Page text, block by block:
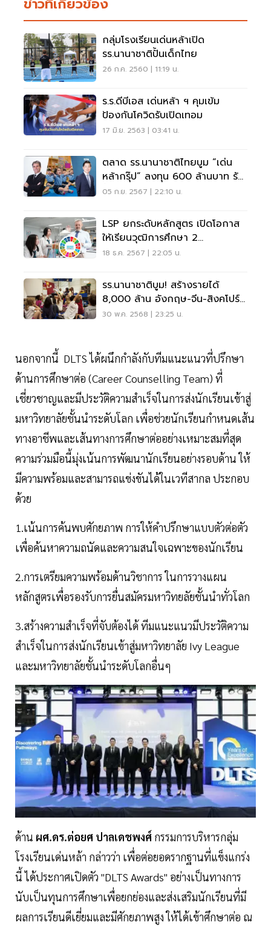
ข่าวที่เกี่ยวข้อง
กลุ่มโรงเรียนเด่นหล้าเปิด
รร.นานาชาติปั้นเด็กไทย
26 ก.ค. 2560 | 11:19 น.
ร.ร.ดีบีเอส เด่นหล้า ฯ คุมเข้ม
ป้องกันโควิดรับเปิดเทอม
17 มิ.ย. 2563 | 03:41 น.
ตลาด รร.นานาชาติไทยบูม “เด่น
หล้ากรุ๊ป” ลงทุน 600 ล้านบาท รับ
ชั้นอนุบาล-มัธยม
05 ก.ย. 2567 | 22:10 น.
LSP ยกระดับหลักสูตร เปิดโอกาส
ให้เรียนวุฒิการศึกษา 2
ประเทศไทย-อเมริกา
18 ธ.ค. 2567 | 22:05 น.
รร.นานาชาติบูม! สร้างรายได้
8,000 ล้าน อังกฤษ-จีน-สิงคโปร์
แห่ลงทุน
30 พ.ค. 2568 | 23:25 น.
นอกจากนี้ DLTS ได้ผนึกกำลังกับทีมแนะแนวที่ปรึกษา
ด้านการศึกษาต่อ (Career Counselling Team) ที่
เชี่ยวชาญและมีประวัติความสำเร็จในการส่งนักเรียนเข้าสู่
มหาวิทยาลัยชั้นนำระดับโลก เพื่อช่วยนักเรียนกำหนดเส้น
ทางอาชีพและเส้นทางการศึกษาต่ออย่างเหมาะสมที่สุด
ความร่วมมือนี้มุ่งเน้นการพัฒนานักเรียนอย่างรอบด้าน ให้
มีความพร้อมและสามารถแข่งขันได้ในเวทีสากล ประกอบ
ด้วย
1.เน้นการค้นพบศักยภาพ การให้คำปรึกษาแบบตัวต่อตัว
เพื่อค้นหาความถนัดและความสนใจเฉพาะของนักเรียน
2.การเตรียมความพร้อมด้านวิชาการ ในการวางแผน
หลักสูตรเพื่อรองรับการยื่นสมัครมหาวิทยลัยชั้นนำทั่วโลก
3.สร้างความสำเร็จที่จับต้องได้ ทีมแนะแนวมีประวัติความ
สำเร็จในการส่งนักเรียนเข้าสู่มหาวิทยาลัย Ivy League
และมหาวิทยาลัยชั้นนำระดับโลกอื่นๆ
ด้าน ผศ.ดร.ต่อยศ ปาลเดชพงศ์ กรรมการบริหารกลุ่ม
โรงเรียนเด่นหล้า กล่าวว่า เพื่อต่อยอดรากฐานที่แข็งแกร่ง
นี้ ได้ประกาศเปิดตัว "DLTS Awards" อย่างเป็นทางการ
นับเป็นทุนการศึกษาเพื่อยกย่องและส่งเสริมนักเรียนที่มี
ผลการเรียนดีเยี่ยมและมีศักยภาพสูง ให้ได้เข้าศึกษาต่อ ณ